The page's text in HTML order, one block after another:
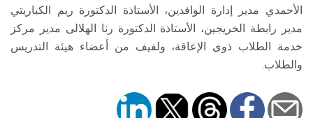
الأحمدي مدير إدارة الوافدين، الأستاذة الدكتورة ريم الكباريتي
مدير رابطة الخريجين، الأستاذة الدكتورة رنا الهلالى مدير مركز
خدمة الطلاب ذوى الإعاقة، ولفيف من أعضاء هيئة التدريس
والطلاب.